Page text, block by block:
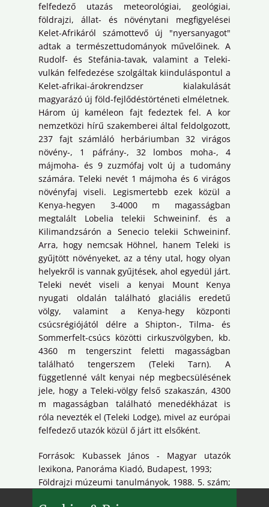
felfedező utazás meteorológiai, geológiai,
földrajzi, állat- és növénytani megfigyelései
Kelet-Afrikáról számottevő új "nyersanyagot"
adtak a természettudományok művelőinek. A
Rudolf- és Stefánia-tavak, valamint a Teleki-
vulkán felfedezése szolgáltak kiinduláspontul a
Kelet-afrikai-árokrendzser kialakulását
magyarázó új föld-fejlődéstörténeti elméletnek.
Három új kaméleon fajt fedeztek fel. A kor
nemzetközi hírű szakemberei által feldolgozott,
237 fajt számláló herbáriumban 32 virágos
növény-, 1 páfrány-, 32 lombos moha-, 4
májmoha- és 9 zuzmófaj volt új a tudomány
számára. Teleki nevét 1 májmoha és 6 virágos
növényfaj viseli. Legismertebb ezek közül a
Kenya-hegyen 3-4000 m magasságban
megtalált Lobelia telekii Schweininf. és a
Kilimandzsárón a Senecio telekii Schweininf.
Arra, hogy nemcsak Höhnel, hanem Teleki is
gyűjtött növényeket, az a tény utal, hogy olyan
helyekről is vannak gyűjtések, ahol egyedül járt.
Teleki nevét viseli a kenyai Mount Kenya
nyugati oldalán található glaciális eredetű
völgy, valamint a Kenya-hegy központi
csúcsrégiójától délre a Shipton-, Tilma- és
Sommerfelt-csúcs közötti cirkuszvölgyben, kb.
4360 m tengerszint feletti magasságban
található tengerszem (Teleki Tarn). A
függetlenné vált kenyai nép megbecsülésének
jele, hogy a Teleki-völgy felső szakaszán, 4300
m magasságban található menedékházat is
róla nevezték el (Teleki Lodge), mivel az európai
felfedező utazók közül ő járt itt elsőként.
Források: Kubassek János - Magyar utazók
lexikona, Panoráma Kiadó, Budapest, 1993;
Földrajzi múzeumi tanulmányok, 1988. 5. szám;